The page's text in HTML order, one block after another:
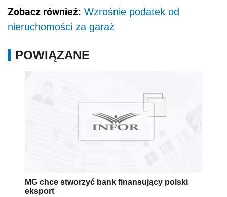
Zobacz również: Wzrośnie podatek od
nieruchomości za garaż
POWIĄZANE
MG chce stworzyć bank finansujący polski
eksport